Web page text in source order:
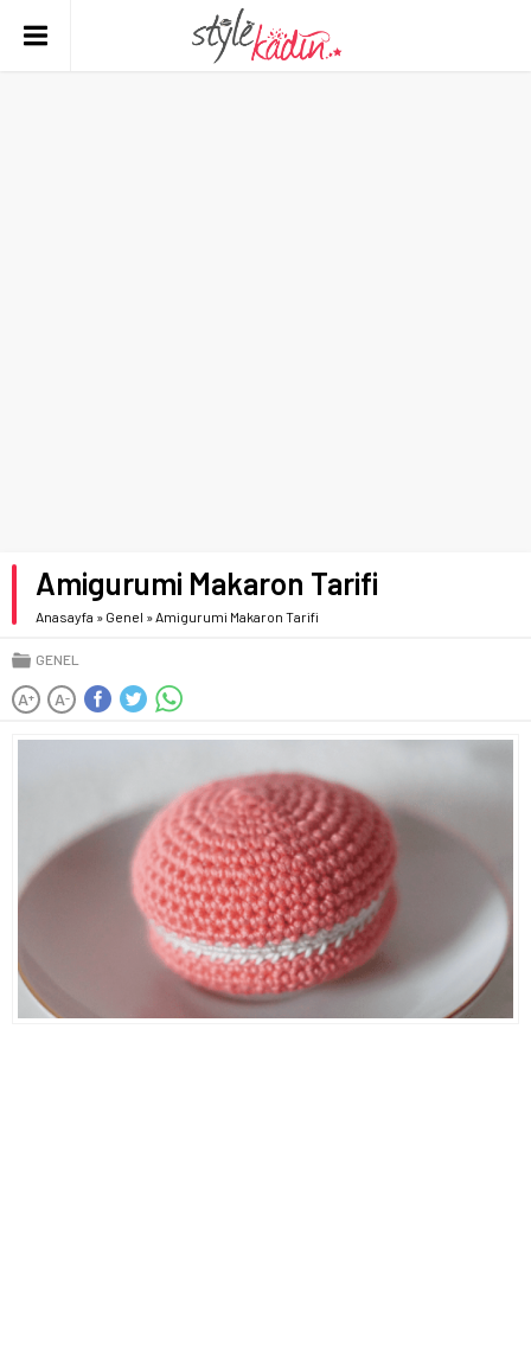
Amigurumi Makaron Tarifi
Anasayfa » Genel »Amigurumi Makaron Tarifi
GENEL
A+ A-